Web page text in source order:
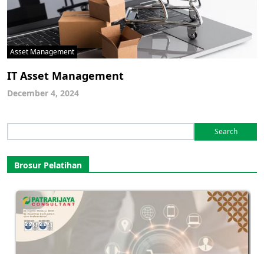
Asset Management
IT Asset Management
December 4, 2024
for:
Brosur Pelatihan